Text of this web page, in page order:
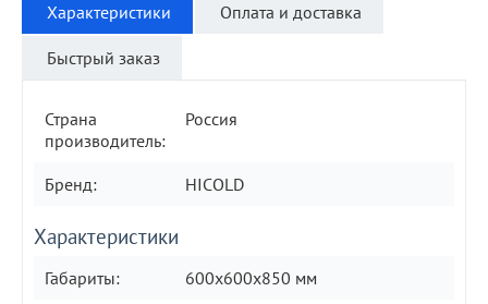
Характеристики Оплата и доставка
Быстрый заказ
Страна
производитель:
Россия
Бренд: HICOLD
Характеристики
Габариты:
600х600х850 мм